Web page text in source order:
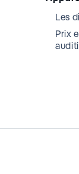
Les
Prix